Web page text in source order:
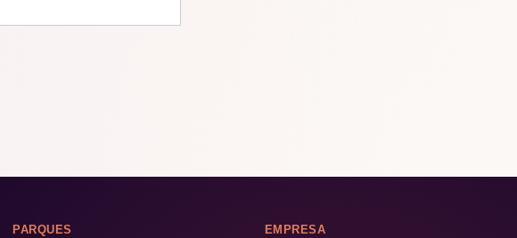
PARQUES EMPRESA